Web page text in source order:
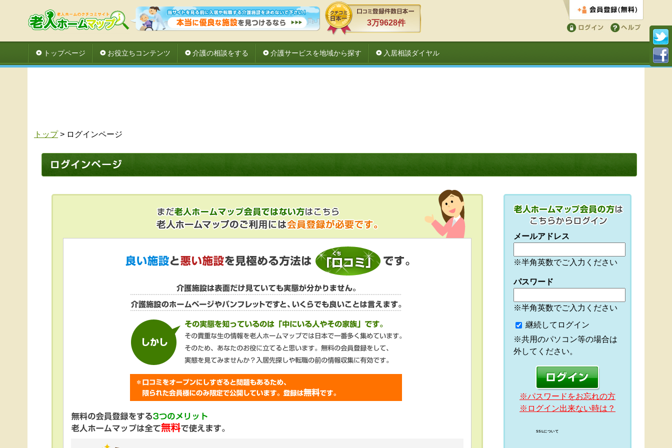
3万9628件
会員登録する
トップページ
お役立ちコンテンツ 介護の相談をする 介護サービスを地域から探す 入居相談ダイヤル
トップ> ログインページ
メールアドレス
※半角英数でご入力ください
パスワード
※半角英数でご入力ください
継続してログイン
※共用のパソコン等の場合は
外してください。
※パスワードをお忘れの方
※ログイン出来ない時は？
SSLについて